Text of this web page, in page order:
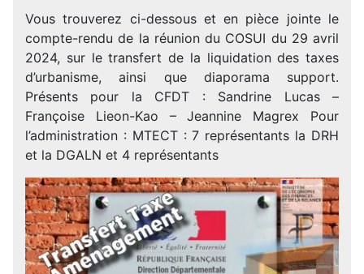
Vous trouverez ci-dessous et en pièce jointe le
compte-rendu de la réunion du COSUI du 29 avril
2024, sur le transfert de la liquidation des taxes
d’urbanisme, ainsi que diaporama support.
Présents pour la CFDT : Sandrine Lucas –
Françoise Lieon-Kao – Jeannine Magrex Pour
l’administration : MTECT : 7 représentants la DRH
et la DGALN et 4 représentants